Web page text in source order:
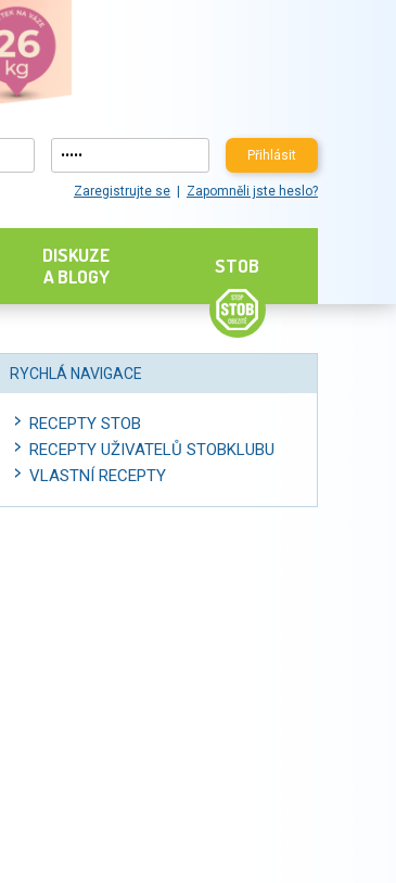
Přihlásit
Zaregistrujte se Zapomněli jste heslo?
DISKUZE
A BLOGY
STOB
RYCHLÁ NAVIGACE
RECEPTY STOB
RECEPTY UŽIVATELŮ STOBKLUBU
VLASTNÍ RECEPTY